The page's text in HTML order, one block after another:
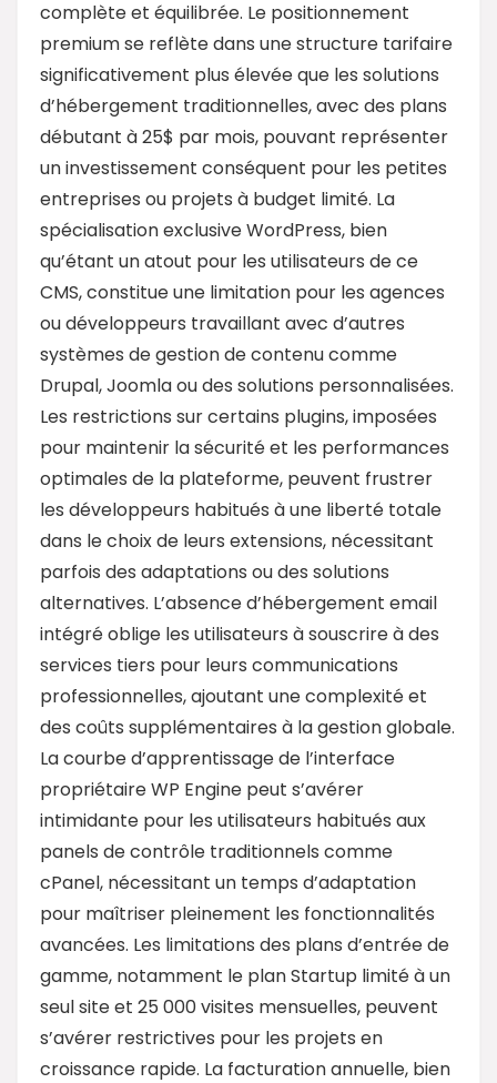
complète et équilibrée. Le positionnement
premium se reflète dans une structure tarifaire
significativement plus élevée que les solutions
d’hébergement traditionnelles, avec des plans
débutant à 25$ par mois, pouvant représenter
un investissement conséquent pour les petites
entreprises ou projets à budget limité. La
spécialisation exclusive WordPress, bien
qu’étant un atout pour les utilisateurs de ce
CMS, constitue une limitation pour les agences
ou développeurs travaillant avec d’autres
systèmes de gestion de contenu comme
Drupal, Joomla ou des solutions personnalisées.
Les restrictions sur certains plugins, imposées
pour maintenir la sécurité et les performances
optimales de la plateforme, peuvent frustrer
les développeurs habitués à une liberté totale
dans le choix de leurs extensions, nécessitant
parfois des adaptations ou des solutions
alternatives. L’absence d’hébergement email
intégré oblige les utilisateurs à souscrire à des
services tiers pour leurs communications
professionnelles, ajoutant une complexité et
des coûts supplémentaires à la gestion globale.
La courbe d’apprentissage de l’interface
propriétaire WP Engine peut s’avérer
intimidante pour les utilisateurs habitués aux
panels de contrôle traditionnels comme
cPanel, nécessitant un temps d’adaptation
pour maîtriser pleinement les fonctionnalités
avancées. Les limitations des plans d’entrée de
gamme, notamment le plan Startup limité à un
seul site et 25 000 visites mensuelles, peuvent
s’avérer restrictives pour les projets en
croissance rapide. La facturation annuelle, bien